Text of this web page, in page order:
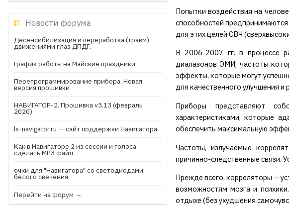
Новости форума
Десенсибилизация и переработка (травм)
движениями глаз ДПДГ.
График работы на Майские праздники
Перепрограммирование прибора. Новая
версия прошивки
НАВИГАТОР-2. Прошивка v3.13 (февраль
2020)
ls-navigator.ru — сайт поддержки Навигатора
Как в Навигаторе 2 из сессии и голоса
сделать МР3 файл
очки для "Навигатора" со светодиодами
белого свечения
Перейти на форум →
Попытки воздействия на
способностей
для этих целей СВЧ
В 2006-2007 гг. в процессе
диапазонов ЭМИ, частоты
эффекты, которые могут
для качественного улучшения и
Приборы представляют
характеристиками, которые
обеспечить максимальную
Частоты, излучаемые
причинно-следственные связи.
Прежде всего, корреляторы –
возможностям мозга и
отдыхе (без ухудшения